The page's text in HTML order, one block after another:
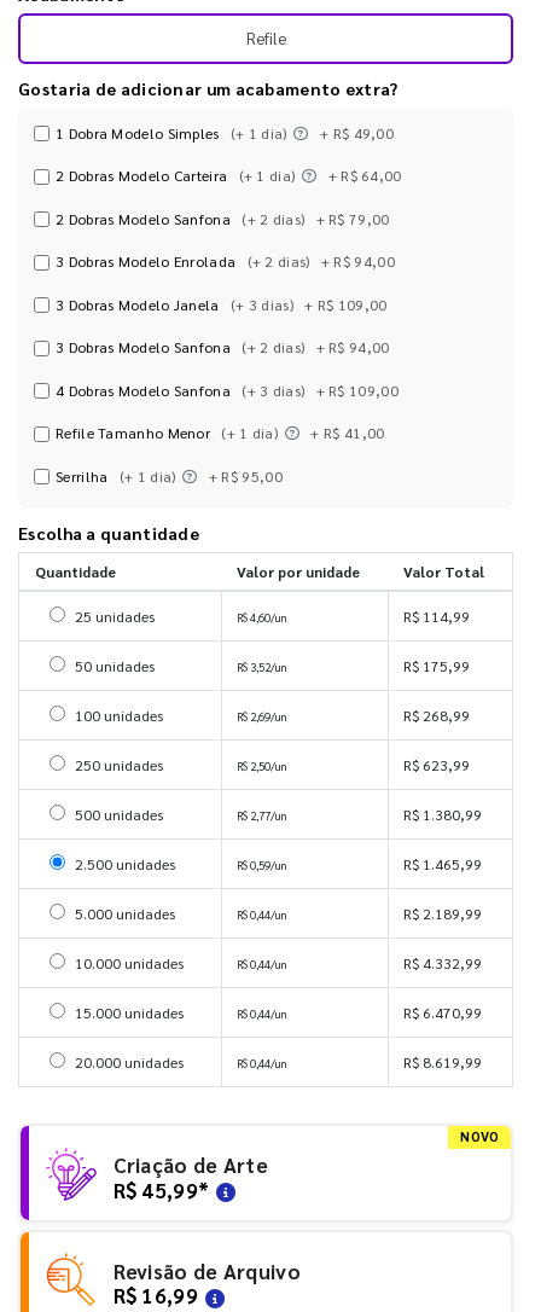
Refile
Gostaria de adicionar um acabamento extra?
1 Dobra Modelo Simples (+ 1 dia) + R$ 49,00
2 Dobras Modelo Carteira (+ 1 dia) + R$ 64,00
2 Dobras Modelo Sanfona (+ 2 dias) + R$ 79,00
3 Dobras Modelo Enrolada (+ 2 dias) + R$ 94,00
3 Dobras Modelo Janela (+ 3 dias) + R$ 109,00
3 Dobras Modelo Sanfona (+ 2 dias) + R$ 94,00
4 Dobras Modelo Sanfona (+ 3 dias) + R$ 109,00
Refile Tamanho Menor (+ 1 dia) + R$ 41,00
Serrilha (+ 1 dia) + R$ 95,00
Escolha a quantidade
Quantidade Valor por unidade Valor Total
Selecionar 25 unidades
25 unidades R$ 4,60/un R$ 114,99
Selecionar 50 unidades
50 unidades R$ 3,52/un R$ 175,99
Selecionar 100 unidades
100 unidades R$ 2,69/un R$ 268,99
Selecionar 250 unidades
250 unidades R$ 2,50/un R$ 623,99
Selecionar 500 unidades
500 unidades R$ 2,77/un R$ 1.380,99
Selecionar 2500 unidades
2.500 unidades R$ 0,59/un R$ 1.465,99
Selecionar 5000 unidades
5.000 unidades R$ 0,44/un R$ 2.189,99
Selecionar 10000 unidades
10.000 unidades R$ 0,44/un R$ 4.332,99
Selecionar 15000 unidades
15.000 unidades R$ 0,44/un R$ 6.470,99
Selecionar 20000 unidades
20.000 unidades R$ 0,44/un R$ 8.619,99
NOVO
Criação de Arte
R$ 45,99*
Revisão de Arquivo
R$ 16,99